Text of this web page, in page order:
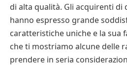
di alta qualità. Gli acquirenti
hanno espresso grande
caratteristiche uniche e la sua
che ti mostriamo alcune delle
prendere in seria